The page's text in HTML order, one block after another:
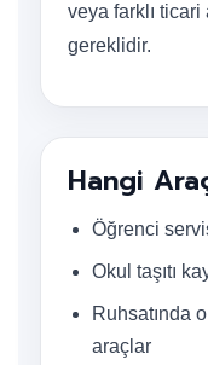
veya farklı
gereklidir.
Hangi
Öğrenci
Okul taşıtı
Ruhsatında
araçlar